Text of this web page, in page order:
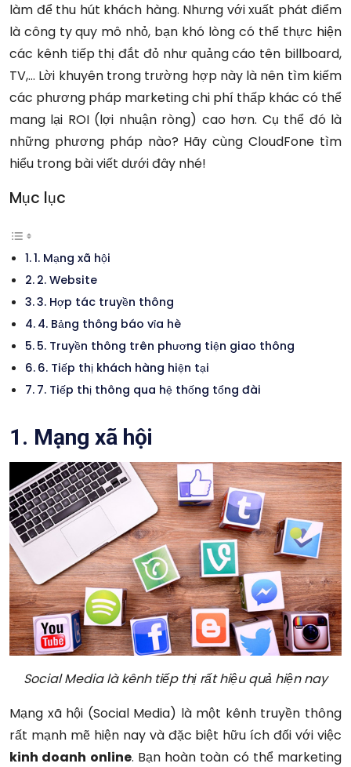
làm để thu hút khách hàng. Nhưng với xuất phát điểm
là công tyquy mô nhỏ, bạn khó lòng có thể thực hiện
các kênh tiếp thị đắt đỏ như quảng cáo tên billboard,
TV,… Lời khuyên trong trường hợp này là nên tìm kiếm
các phương pháp marketing chi phí thấp khác có thể
mang lại ROI (lợi nhuận ròng) cao hơn. Cụ thể đó là
những phương pháp nào? Hãy cùng CloudFone tìm
hiểu trong bài viết dưới đây nhé!
Mục lục
1. Mạng xã hội
2. Website
3. Hợp tác truyền thông
4. Bảng thông báo vỉa hè
5. Truyền thông trên phương tiện giao thông
6. Tiếp thị khách hàng hiện tại
7. Tiếp thị thông qua hệ thống tổng đài
1. Mạng xã hội
Social Media là kênh tiếp thị rất hiệu quả hiện nay
Mạng xã hội (Social Media) là một kênh truyền thông
rất mạnh mẽ hiện nay và đặc biệt hữu ích đối với việc
kinh doanh online. Bạn hoàn toàn có thể marketing